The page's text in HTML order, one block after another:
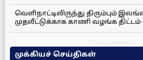
வெளிநாட்டிலிருந்து திரும்பும்
முதலீட்டுக்காக காணி வழங்க திட்டம்
முக்கியச் செய்திகள்